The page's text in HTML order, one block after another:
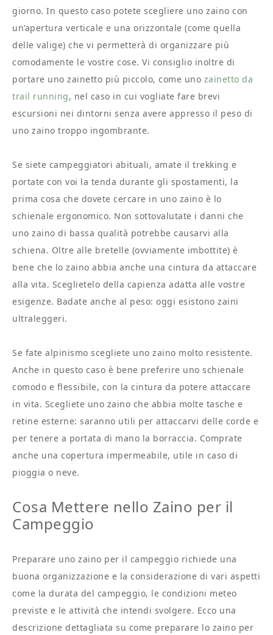
giorno. In questo caso potete scegliere uno zaino con
un’apertura verticale e una orizzontale (come quella
delle valige) che vi permetterà di organizzare più
comodamente le vostre cose. Vi consiglio inoltre di
portare uno zainetto più piccolo, come uno zainetto da
trail running, nel caso in cui vogliate fare brevi
escursioni nei dintorni senza avere appresso il peso di
uno zaino troppo ingombrante.
Se siete campeggiatori abituali, amate il trekking e
portate con voi la tenda durante gli spostamenti, la
prima cosa che dovete cercare in uno zaino è lo
schienale ergonomico. Non sottovalutate i danni che
uno zaino di bassa qualità potrebbe causarvi alla
schiena. Oltre alle bretelle (ovviamente imbottite) è
bene che lo zaino abbia anche una cintura da attaccare
alla vita. Sceglietelo della capienza adatta alle vostre
esigenze. Badate anche al peso: oggi esistono zaini
ultraleggeri.
Se fate alpinismo scegliete uno zaino molto resistente.
Anche in questo caso è bene preferire uno schienale
comodo e flessibile, con la cintura da potere attaccare
in vita. Scegliete uno zaino che abbia molte tasche e
retine esterne: saranno utili per attaccarvi delle corde e
per tenere a portata di mano la borraccia. Comprate
anche una copertura impermeabile, utile in caso di
pioggia o neve.
Cosa Mettere nello Zaino per il
Campeggio
Preparare uno zaino per il campeggio richiede una
buona organizzazione e la considerazione di vari aspetti
come la durata del campeggio, le condizioni meteo
previste e le attività che intendi svolgere. Ecco una
descrizione dettagliata su come preparare lo zaino per